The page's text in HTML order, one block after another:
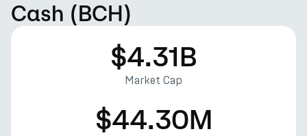
Cash (BCH)
$4.31B
Market Cap
$44.30M